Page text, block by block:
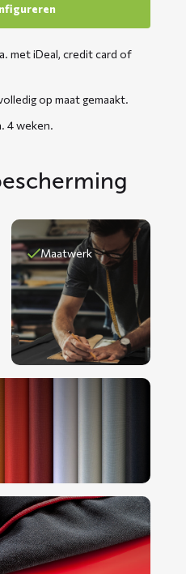
met iDeal, credit card of
op maat gemaakt.
4 weken.
Maatwerk